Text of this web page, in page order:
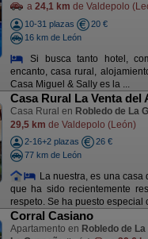
a 24,1 km de Valdepolo
10-31 plazas
20 €
16 km de León
Si busca tanto hotel,
encanto, casa rural,
Casa Miguel & Sally es la ...
Casa Rural La Venta del
Casa Rural en Robledo de La
29,5 km de Valdepolo (León)
2-16+2 plazas
26 €
77 km de León
La nuestra, es una casa
que ha sido recientemente
respeto. Se ha puesto especial
Corral Casiano
Apartamento en Robledo de